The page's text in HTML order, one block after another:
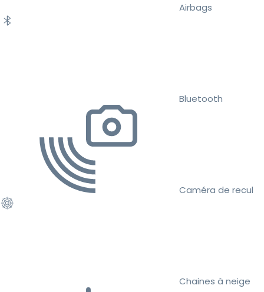
Airbags
Bluetooth
Caméra de recul
Chaines à neige